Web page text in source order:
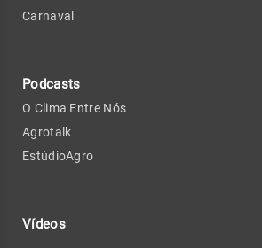
Carnaval
Podcasts
O Clima Entre Nós
Agrotalk
EstúdioAgro
Vídeos